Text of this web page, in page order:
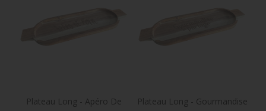
Plateau Long - Apéro De
Plateau Long - Gourmandise